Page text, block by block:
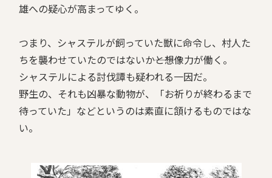
雄への疑心が高まってゆく。
つまり、シャステルが飼っていた獣に命令し、村人た
ちを襲わせていたのではないか――と想像力が働く。
シャステルによる討伐譚も疑われる一因だ。
野生の、それも凶暴な動物が、「お祈りが終わるまで
待っていた」などというのは素直に頷けるものではな
い。